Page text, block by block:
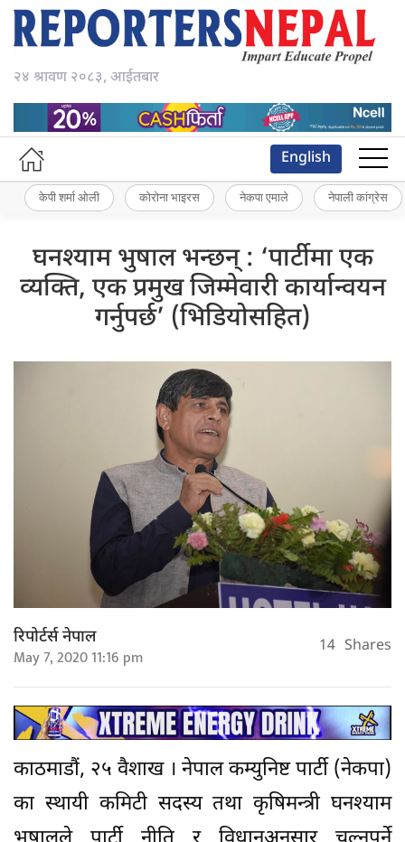
२४ श्रावण २०८३, आईतबार
English
केपी शर्मा ओली कोरोना भाइरस नेकपा एमाले नेपाली कांग्रेस
घनश्याम भुषाल भन्छन् : ‘पार्टीमा एक
व्यक्ति, एक प्रमुख जिम्मेवारी कार्यान्वयन
गर्नुपर्छ’ (भिडियोसहित)
रिपोर्टर्स नेपाल
May 7, 2020 11:16 pm 14 Shares
काठमाडौं, २५ वैशाख । नेपाल कम्युनिष्ट पार्टी (नेकपा)
का स्थायी कमिटी सदस्य तथा कृषिमन्त्री घनश्याम